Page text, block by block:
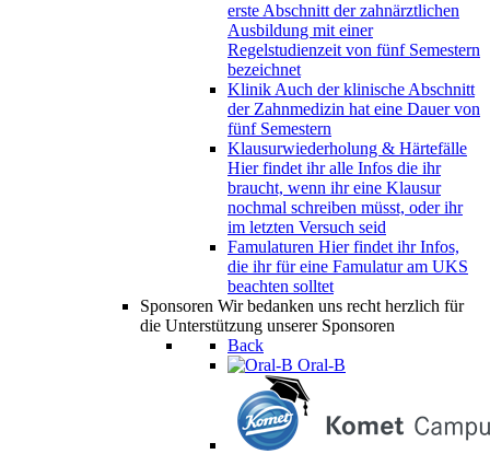
erste Abschnitt der zahnärztlichen
Ausbildung mit einer
Regelstudienzeit von fünf Semestern
bezeichnet
KlinikAuch der klinische Abschnitt
der Zahnmedizin hat eine Dauer von
fünf Semestern
Klausurwiederholung & Härtefälle
Hier findet ihr alle Infos die ihr
braucht, wenn ihr eine Klausur
nochmal schreiben müsst, oder ihr
im letzten Versuch seid
Famulaturen Hier findet ihr Infos,
die ihr für eine Famulatur am UKS
beachten solltet
Sponsoren Wir bedanken uns recht herzlich für
die Unterstützung unserer Sponsoren
Back
Oral-B